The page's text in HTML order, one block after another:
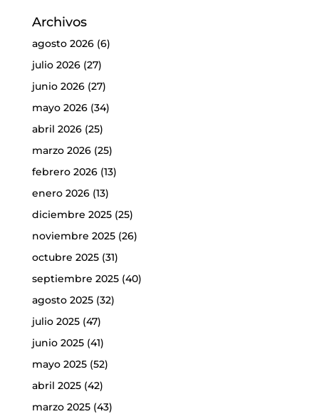
Archivos
agosto 2026(6)
julio 2026(27)
junio 2026(27)
mayo 2026(34)
abril 2026(25)
marzo 2026(25)
febrero 2026(13)
enero 2026(13)
diciembre 2025(25)
noviembre 2025(26)
octubre 2025(31)
septiembre 2025(40)
agosto 2025(32)
julio 2025(47)
junio 2025(41)
mayo 2025(52)
abril 2025(42)
marzo 2025(43)